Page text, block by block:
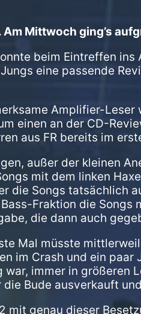
Am Mittwoch ging’s
beim Eintreffen
eine passende
Amplifier-Leser
einen an der CD-
aus FR bereits im
außer der kleinen
mit dem linken
die Songs tatsächlich
Fraktion die
die dann auch
Mal müsste
im Crash und ein
immer in
Bude ausverkauft
genau dieser